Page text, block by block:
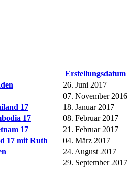
Erstellungsdatum
26. Juni 2017
07. November 2016
17
18. Januar 2017
17
08. Februar 2017
17
21. Februar 2017
17 mit Ruth
04. März 2017
24. August 2017
29. September 2017